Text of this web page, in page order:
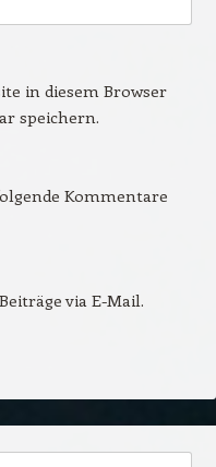
in diesem Browser
speichern.
Kommentare
via E-Mail.